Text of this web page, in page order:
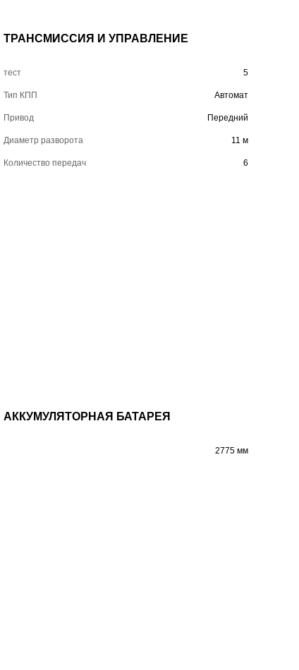
ТРАНСМИССИЯ И УПРАВЛЕНИЕ
тест 5
Тип КПП Автомат
Привод Передний
Диаметр разворота 11 м
Количество передач 6
АККУМУЛЯТОРНАЯ БАТАРЕЯ
2775 мм